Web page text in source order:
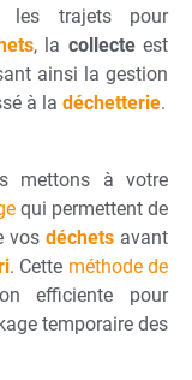
les trajets pour
, la collecteest
ainsi la gestion
à la déchetterie.
mettons à votre
qui permettent de
vos déchetsavant
. Cette méthode de
efficiente pour
temporaire des